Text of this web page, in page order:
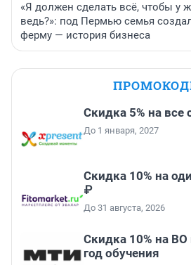
«Я должен сделать всё, чтобы у
ведь?»: под Пермью семья
ферму — история бизнеса
Скидка 5% на все
До 1 января, 2027
Скидка 10% на
₽
До 31 августа, 2026
Скидка 10% на
год обучения